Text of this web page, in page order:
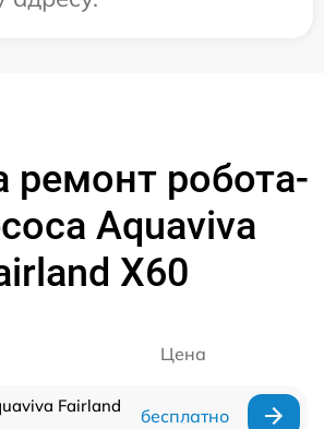
робота-
Aquaviva
X60
Цена
Fairland
бесплатно